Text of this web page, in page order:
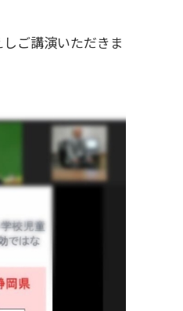
ご講演いただきま